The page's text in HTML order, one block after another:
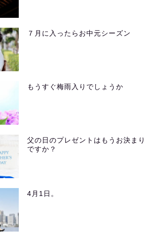
７月に入ったらお中元シーズン
もうすぐ梅雨入りでしょうか
父の日のプレゼントはもうお決まり
ですか？
4月1日。